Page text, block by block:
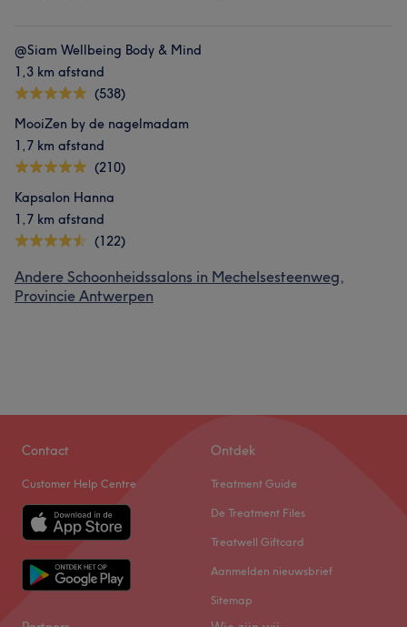
@Siam Wellbeing Body & Mind
1,3 km afstand
(538)
MooiZen by de nagelmadam
1,7 km afstand
(210)
Kapsalon Hanna
1,7 km afstand
(122)
Andere Schoonheidssalons in Mechelsesteenweg,
Provincie Antwerpen
Contact
Customer Help Centre
Ontdek
Treatment Guide
De Treatment Files
Treatwell Giftcard
Aanmelden nieuwsbrief
Sitemap